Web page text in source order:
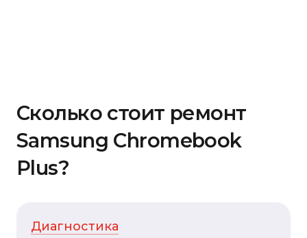
Сколько стоит ремонт
Samsung Chromebook
Plus?
Диагностика